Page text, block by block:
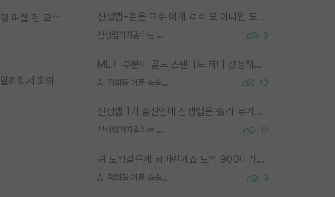
신생랩+젊은 교수 이게 ㄹㅇ 모 아니면 도인듯.
신생랩가지말라는 이유가 있었구나 9
ML 대부분이 골드 스탠다드 하나 상정해놓고 (벤치마크 데이터셋이 여러 개면 여러 개 상정) 그거 얼마나 잘 맞추나 싸움임 가끔 번뜩이는 설계 철학을 보여주는 논문들도 있지만 대부분 그거 성적 얼마나 더 올리느라에 혈안이 되어 있는 측면이 잇음
AI 학회들 거품 슬슬 지적이 나오네요 10
신생랩 1기 출신인데 신생랩은 줠라 무거운 바벨 같은거임. 들면 대박인데 못들면 깔려 죽음. 아무도 알려주지 않는 환경에서 자생해야하지만, 일단 살아남았다면 그 어떤 사람보다 악착같고 생존력 높은 사람으로 거듭날 수 있음
신생랩가지말라는 이유가 있었구나 12
뭐 토익같은게 되버린거죠 토익 900이라고 영어잘하는건 아닙니다만 잘하는사람은 다 900을 넘는 그런
AI 학회들 거품 슬슬 지적이 나오네요 9
며칠 전 교수
려줘서 회의